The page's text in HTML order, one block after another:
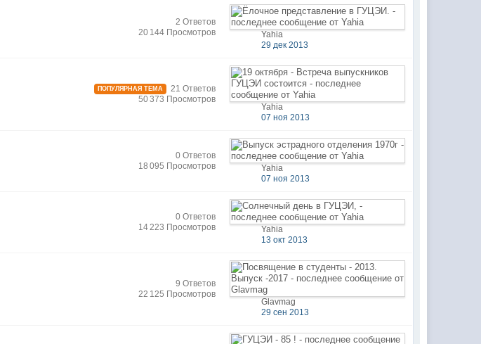
2 Ответов
20 144 Просмотров
Yahia
29 дек 2013
ПОПУЛЯРНАЯ ТЕМА
21 Ответов
50 373 Просмотров
Yahia
07 ноя 2013
0 Ответов
18 095 Просмотров
Yahia
07 ноя 2013
0 Ответов
14 223 Просмотров
Yahia
13 окт 2013
9 Ответов
22 125 Просмотров
Glavmag
29 сен 2013